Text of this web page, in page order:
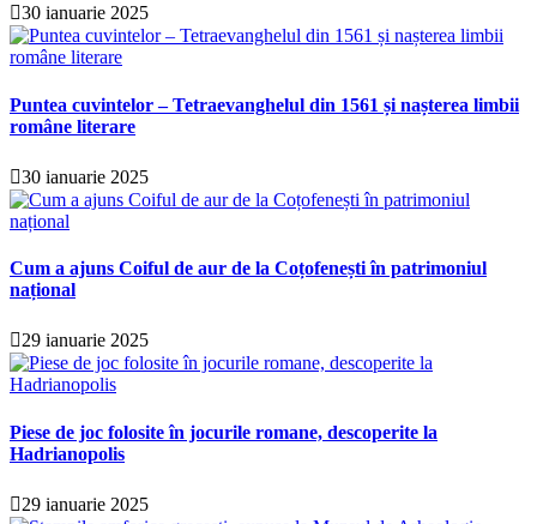
30 ianuarie 2025
Puntea cuvintelor – Tetraevanghelul din 1561 și nașterea limbii
române literare
30 ianuarie 2025
Cum a ajuns Coiful de aur de la Coțofenești în patrimoniul
național
29 ianuarie 2025
Piese de joc folosite în jocurile romane, descoperite la
Hadrianopolis
29 ianuarie 2025